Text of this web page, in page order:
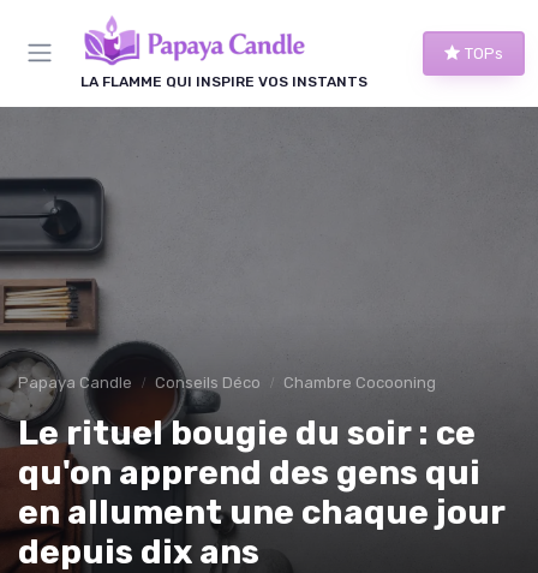
LA FLAMME QUI INSPIRE VOS INSTANTS
TOPs
Papaya Candle Conseils Déco Chambre Cocooning
Le rituel bougie du soir : ce
qu'on apprend des gens qui
en allument une chaque jour
depuis dix ans
Panneau de gestion des cookies